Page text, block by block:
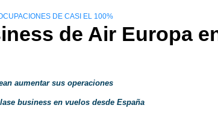
DE CASI EL 100%
de Air Europa
aumentar sus operaciones
business en vuelos desde España